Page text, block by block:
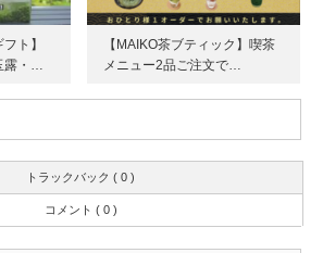
ト】
露・…
【MAIKO茶ブティック】喫茶
メニュー2品ご注文で…
トラックバック ( 0 )
コメント ( 0 )